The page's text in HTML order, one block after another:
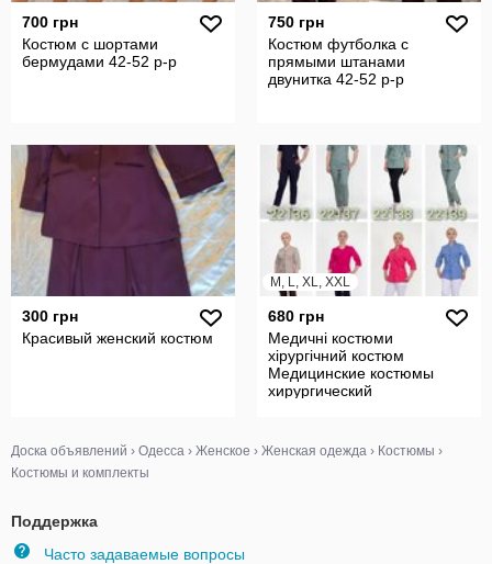
700 грн
Костюм с шортами
бермудами 42-52 р-р
750 грн
Костюм футболка с
прямыми штанами
двунитка 42-52 р-р
300 грн
Красивый женский костюм
M, L, XL, XXL
680 грн
Медичні костюми
хірургічний костюм
Медицинские костюмы
хирургический
Доска объявлений › Одесса › Женское › Женская одежда › Костюмы ›
Костюмы и комплекты
Поддержка
Часто задаваемые вопросы